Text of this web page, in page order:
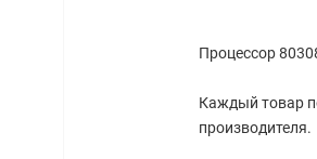
Процессор
Каждый товар
производителя.